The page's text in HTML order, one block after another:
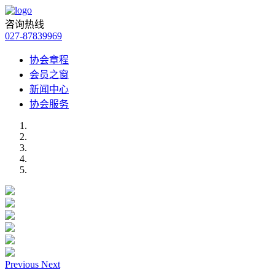
咨询热线
027-87839969
协会章程
会员之窗
新闻中心
协会服务
Previous Next